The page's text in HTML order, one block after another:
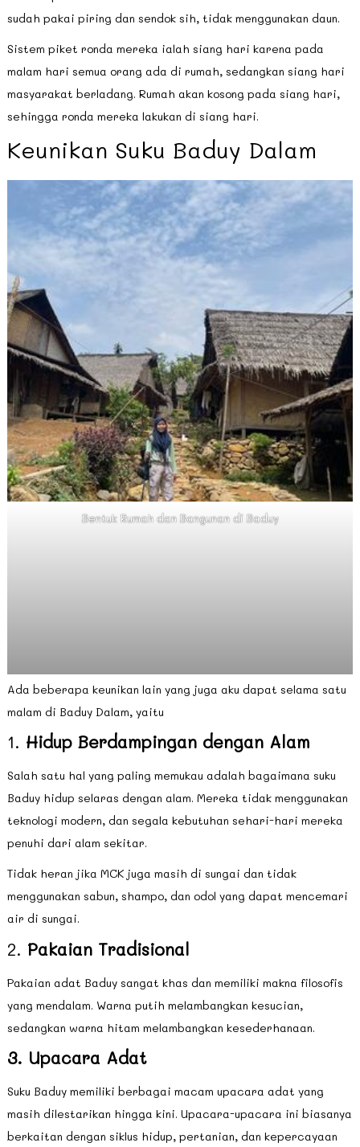
sudah pakai piring dan sendok sih, tidak menggunakan daun.
Sistem piket ronda mereka ialah siang hari karena pada
malam hari semua orang ada di rumah, sedangkan siang hari
masyarakat berladang. Rumah akan kosong pada siang hari,
sehingga ronda mereka lakukan di siang hari.
Keunikan Suku Baduy Dalam
Bentuk Rumah dan Bangunan di Baduy
Ada beberapa keunikan lain yang juga aku dapat selama satu
malam di Baduy Dalam, yaitu
1. Hidup Berdampingan dengan Alam
Salah satu hal yang paling memukau adalah bagaimana suku
Baduy hidup selaras dengan alam. Mereka tidak menggunakan
teknologi modern, dan segala kebutuhan sehari-hari mereka
penuhi dari alam sekitar.
Tidak heran jika MCK juga masih di sungai dan tidak
menggunakan sabun, shampo, dan odol yang dapat mencemari
air di sungai.
2. Pakaian Tradisional
Pakaian adat Baduy sangat khas dan memiliki makna filosofis
yang mendalam. Warna putih melambangkan kesucian,
sedangkan warna hitam melambangkan kesederhanaan.
3. Upacara Adat
Suku Baduy memiliki berbagai macam upacara adat yang
masih dilestarikan hingga kini. Upacara-upacara ini biasanya
berkaitan dengan siklus hidup, pertanian, dan kepercayaan